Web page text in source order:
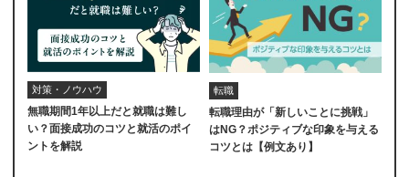
対策・ノウハウ
無職期間1年以上だと就職は難し
い？面接成功のコツと就活のポイ
ントを解説
転職
転職理由が「新しいことに挑戦」
はNG？ポジティブな印象を与える
コツとは【例文あり】